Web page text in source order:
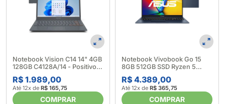
Notebook Vision C14 14" 4GB
128GB C4128A/14 - Positivo
(669504)
R$ 1.989,00
Até 12x de R$ 165,75
COMPRAR
Notebook Vivobook Go 15
8GB 512GB SSD Ryzen 5
15.6" Mixed Black - Asus
(676318)
R$ 4.389,00
Até 12x de R$ 365,75
COMPRAR